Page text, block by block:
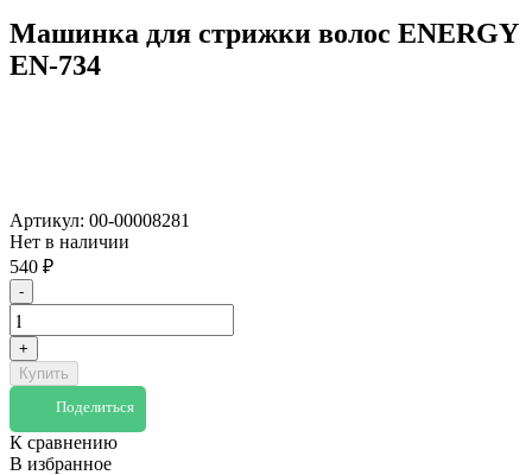
Машинка для стрижки волос ENERGY
EN-734
Артикул: 00-00008281
Нет в наличии
540 ₽
-
+
Купить
Поделиться
К сравнению
В избранное